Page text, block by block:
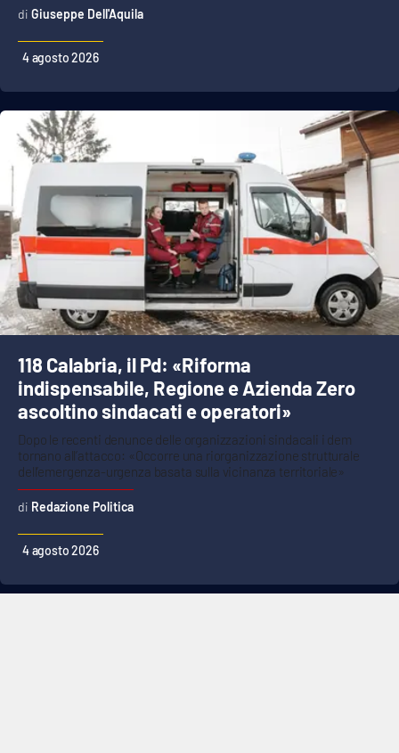
Giuseppe Dell'Aquila
4 agosto 2026
118 Calabria, il Pd: «Riforma
indispensabile, Regione e Azienda Zero
ascoltino sindacati e operatori»
Dopo le recenti denunce delle organizzazioni sindacali i dem
tornano all’attacco: «Occorre una riorganizzazione strutturale
dell’emergenza-urgenza basata sulla vicinanza territoriale»
Redazione Politica
4 agosto 2026